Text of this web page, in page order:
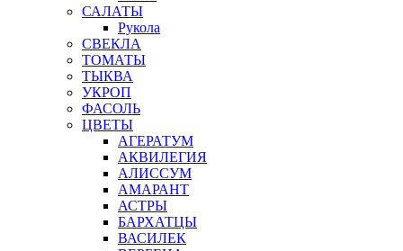
САЛАТЫ
Рукола
СВЕКЛА
ТОМАТЫ
ТЫКВА
УКРОП
ФАСОЛЬ
ЦВЕТЫ
АГЕРАТУМ
АКВИЛЕГИЯ
АЛИССУМ
АМАРАНТ
АСТРЫ
БАРХАТЦЫ
ВАСИЛЕК